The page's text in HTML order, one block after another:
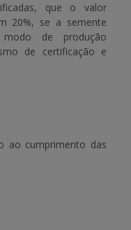
que o valor
20%, se a semente
de produção
de certificação e
ao cumprimento das